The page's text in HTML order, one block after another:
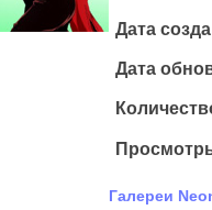
Дата
Дата
Галереи